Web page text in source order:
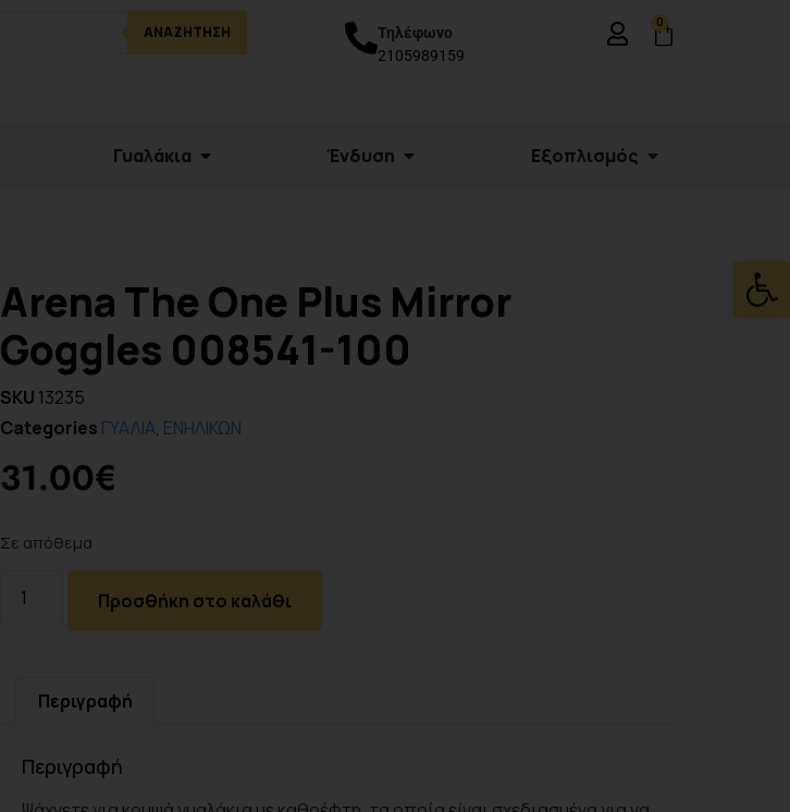
ΑΝΑΖΉΤΗΣΗ
Τηλέφωνο
2105989159
0
Γυαλάκια Ένδυση Εξοπλισμός
Arena The One Plus Mirror
Goggles 008541-100
SKU 13235
Categories ΓΥΑΛΙΑ, ΕΝΗΛΙΚΩΝ
31.00€
Σε απόθεμα
Προσθήκη στο καλάθι
Περιγραφή
Περιγραφή